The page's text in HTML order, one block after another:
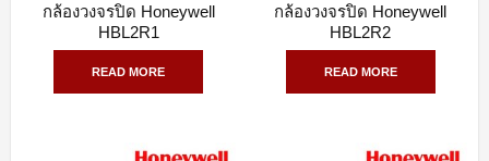
QUICK VIEW
กล้องวงจรปิด Honeywell
HBL2R1
READ MORE
QUICK VIEW
กล้องวงจรปิด Honeywell
HBL2R2
READ MORE